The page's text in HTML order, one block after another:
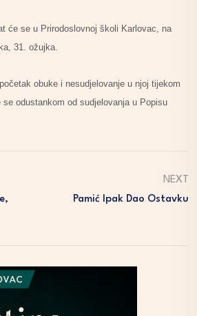
će se u Prirodoslovnoj školi Karlovac, na
31. ožujka.
obuke i nesudjelovanje u njoj tijekom
odustankom od sudjelovanja u Popisu
NEXT
Pamić Ipak Dao Ostavku